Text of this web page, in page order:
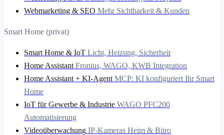
Webmarketing & SEO Mehr Sichtbarkeit & Kunden
Smart Home (privat)
Smart Home & IoT Licht, Heizung, Sicherheit
Home Assistant Fronius, WAGO, KWB Integration
Home Assistant + KI-Agent MCP: KI konfiguriert Ihr Smart
Home
IoT für Gewerbe & Industrie WAGO PFC200
Automatisierung
Videoüberwachung IP-Kameras Heim & Büro